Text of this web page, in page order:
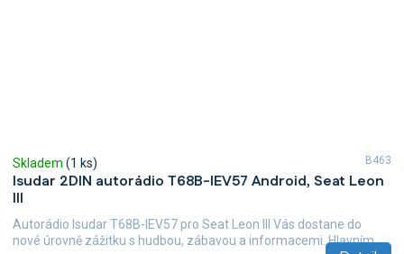
Isudar 2DIN autorádio T68B-IEV57 Android, Seat Leon
III
Skladem (1 ks)
Autorádio Isudar T68B-IEV57 pro Seat Leon III Vás dostane do
nové úrovně zážitku s hudbou, zábavou a informacemi. Hlavním...
B463